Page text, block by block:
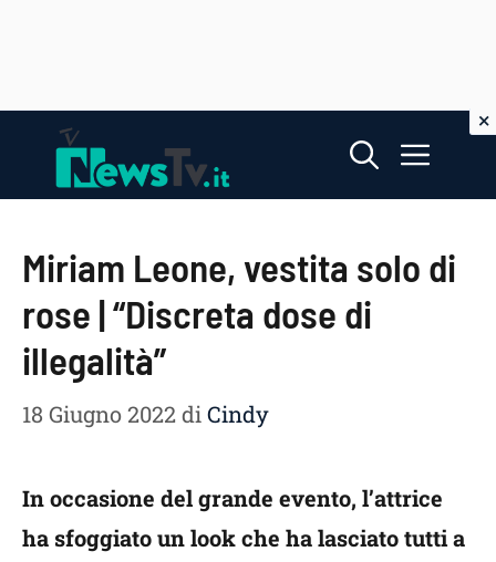
contenuto
Menu
Miriam Leone, vestita solo di
rose | “Discreta dose di
illegalità”
18 Giugno 2022diCindy
In occasione del grande evento, l’attrice
ha sfoggiato un look che ha lasciato tutti a